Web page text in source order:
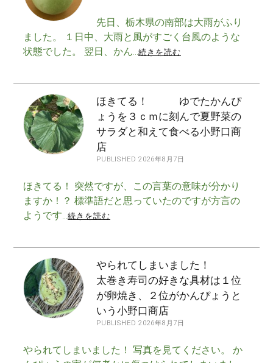
先日、栃木県の南部は大雨がふり
ました。 １日中、大雨と風がすごく台風のような
状態でした。 翌日、かん…続きを読む
ほきてる！ ゆでたかんぴ
ょうを３ｃｍに刻んで夏野菜の
サラダと和えて食べる小野口商
店
PUBLISHED 2026年8月7日
ほきてる！ 突然ですが、この言葉の意味が分かり
ますか！？ 標準語だと思っていたのですが方言の
ようです…続きを読む
やられてしまいました！
太巻き寿司の好きな具材は１位
が卵焼き、２位がかんぴょうと
いう小野口商店
PUBLISHED 2026年8月7日
やられてしまいました！ 写真を見てください。 か